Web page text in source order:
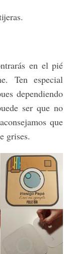
en el pié
Ten especial
dependiendo
ser que no
que
grises.